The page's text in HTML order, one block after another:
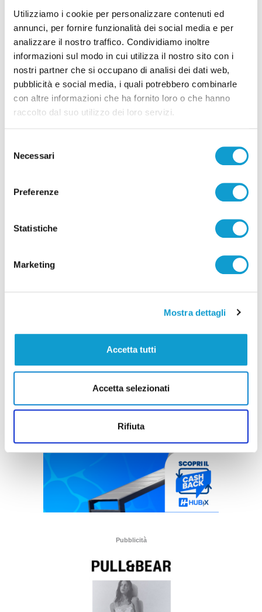
Utilizziamo i cookie per personalizzare contenuti ed
annunci, per fornire funzionalità dei social media e per
analizzare il nostro traffico. Condividiamo inoltre
informazioni sul modo in cui utilizza il nostro sito con i
nostri partner che si occupano di analisi dei dati web,
pubblicità e social media, i quali potrebbero combinarle
con altre informazioni che ha fornito loro o che hanno
raccolto dal suo utilizzo dei loro servizi.
delNecessari
Preferenze
Statistiche
Marketing
Mostra dettagli
Accetta tutti
Accetta selezionati
Rifiuta
Ascoli - Sventato tentativo di introdurre
droga nel carcere di Marino del Tronto
di Pierluigi Dorotei
Pubblicità